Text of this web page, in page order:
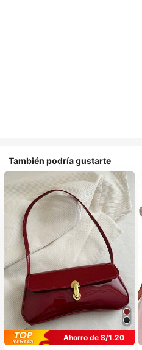
También podría gustarte
Ahorro de S/1.20